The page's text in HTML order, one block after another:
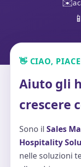
📱
👋 CIAO,
Aiuto gli
crescere
Sono il Sales
Hospitality
nelle soluzioni